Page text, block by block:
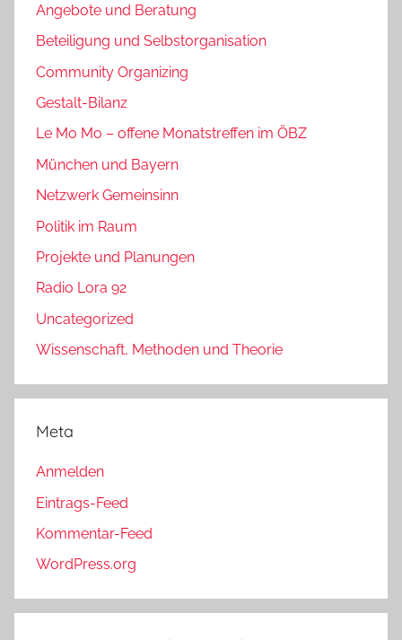
Angebote und Beratung
Beteiligung und Selbstorganisation
Community Organizing
Gestalt-Bilanz
Le Mo Mo – offene Monatstreffen im ÖBZ
München und Bayern
Netzwerk Gemeinsinn
Politik im Raum
Projekte und Planungen
Radio Lora 92
Uncategorized
Wissenschaft, Methoden und Theorie
Meta
Anmelden
Eintrags-Feed
Kommentar-Feed
WordPress.org